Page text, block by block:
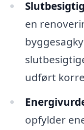
en
udført
opfylder